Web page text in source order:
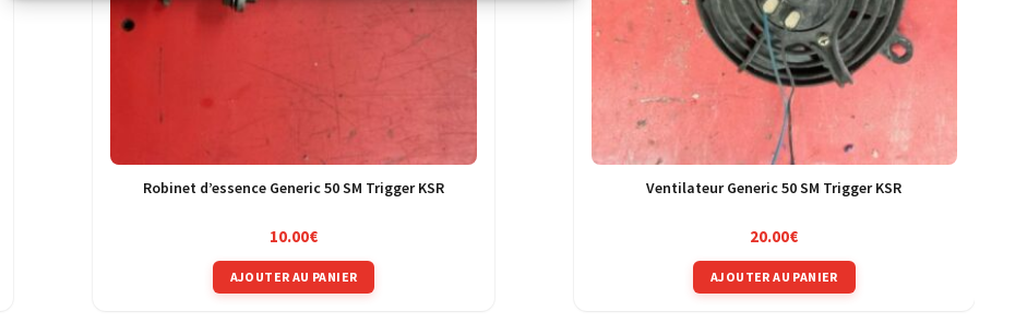
Robinet d’essence Generic 50 SM Trigger KSR
10.00€
AJOUTER AU PANIER
Ventilateur Generic 50 SM Trigger KSR
20.00€
AJOUTER AU PANIER